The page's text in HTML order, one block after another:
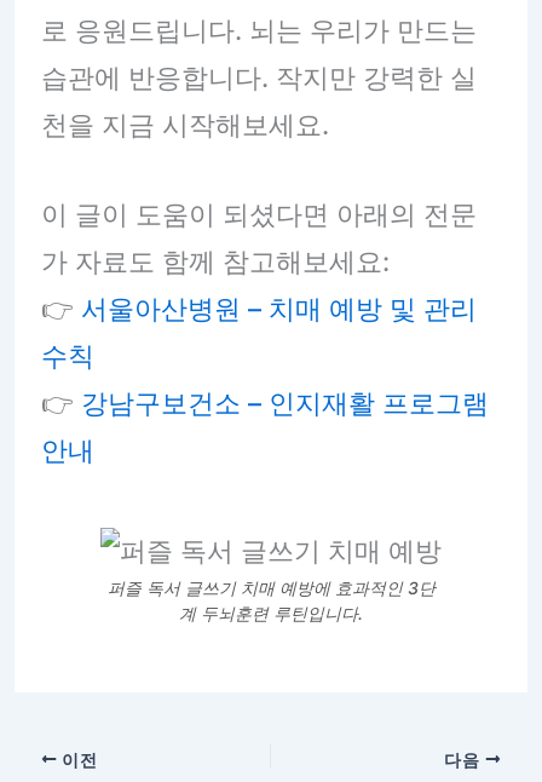
로 응원드립니다. 뇌는 우리가 만드는
습관에 반응합니다. 작지만 강력한 실
천을 지금 시작해보세요.
이 글이 도움이 되셨다면 아래의 전문
가 자료도 함께 참고해보세요:
👉 서울아산병원 – 치매 예방 및 관리
수칙
👉 강남구보건소 – 인지재활 프로그램
안내
퍼즐 독서 글쓰기 치매 예방에 효과적인 3단
계 두뇌훈련 루틴입니다.
이전 다음